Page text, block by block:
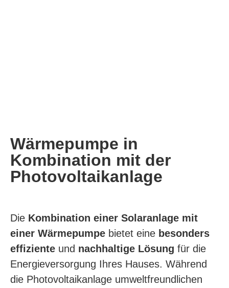
Wärmepumpe in
Kombination mit der
Photovoltaikanlage
Die Kombination einer Solaranlage mit
einer Wärmepumpe bietet eine besonders
effiziente und nachhaltige Lösung für die
Energieversorgung Ihres Hauses. Während
die Photovoltaikanlage umweltfreundlichen